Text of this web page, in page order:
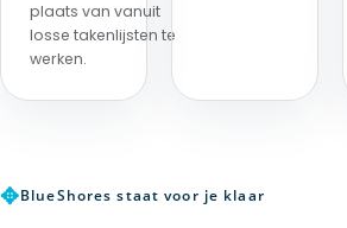
plaats van vanuit
losse takenlijsten te
werken.
✥BlueShores staat voor je klaar